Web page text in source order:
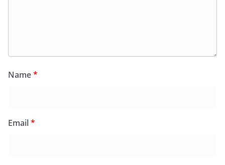
Name*
Email*